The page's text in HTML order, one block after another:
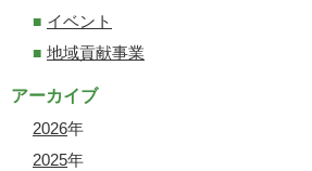
イベント
地域貢献事業
アーカイブ
2026年
2025年